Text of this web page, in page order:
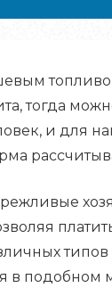
тогда
и для
типов
в подобном